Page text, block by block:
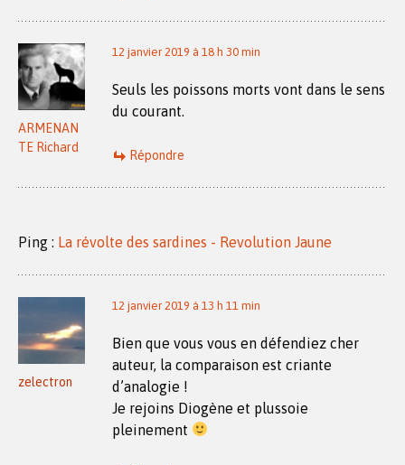
ARMENAN
TE Richard
12 janvier 2019 à 18 h 30 min
Seuls les poissons morts vont dans le sens
du courant.
Répondre
Ping : La révolte des sardines - Revolution Jaune
zelectron
12 janvier 2019 à 13 h 11 min
Bien que vous vous en défendiez cher
auteur, la comparaison est criante
d’analogie !
Je rejoins Diogène et plussoie
pleinement